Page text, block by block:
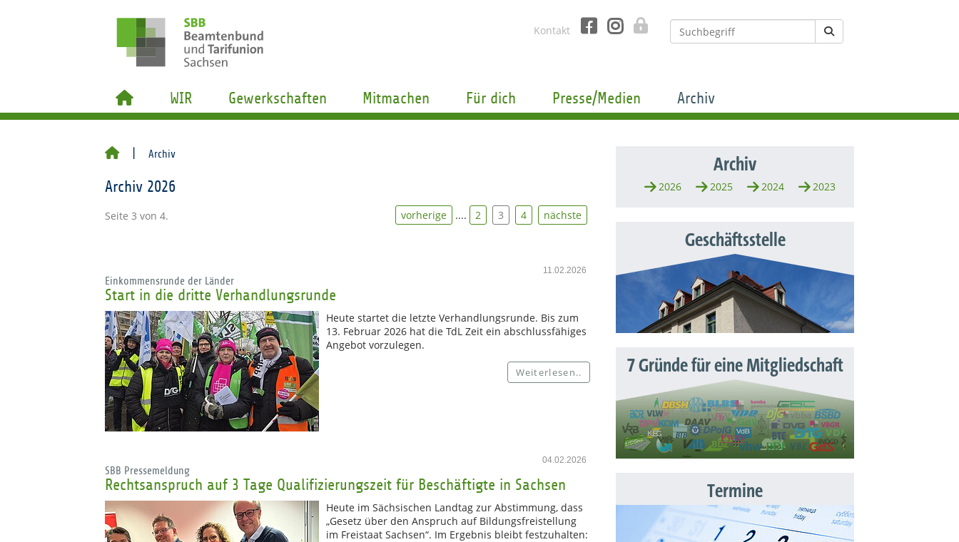
Kontakt
WIR Gewerkschaften Mitmachen Für dich Presse/Medien Archiv
Archiv
Archiv 2026
Seite 3 von 4. vorherige .... 2 3 4 nächste
11.02.2026
Einkommensrunde der Länder
Start in die dritte Verhandlungsrunde
Heute startet die letzte Verhandlungsrunde. Bis zum
13. Februar 2026 hat die TdL Zeit ein abschlussfähiges
Angebot vorzulegen.
Weiterlesen..
04.02.2026
SBB Pressemeldung
Rechtsanspruch auf 3 Tage Qualifizierungszeit für Beschäftigte in Sachsen
Heute im Sächsischen Landtag zur Abstimmung, dass
„Gesetz über den Anspruch auf Bildungsfreistellung
im Freistaat Sachsen“. Im Ergebnis bleibt festzuhalten:
Archiv
2026 2025 2024 2023
Geschäftsstelle
7 Gründe für eine Mitgliedschaft
Termine